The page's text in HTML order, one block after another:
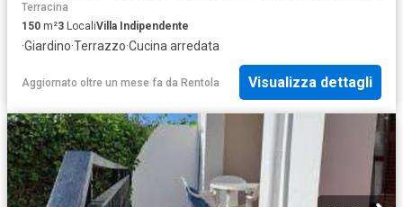
Terracina
150 m²3 LocaliVilla Indipendente
·Giardino·Terrazzo·Cucina arredata
Aggiornato oltre un mese fa da Rentola Visualizza dettagli